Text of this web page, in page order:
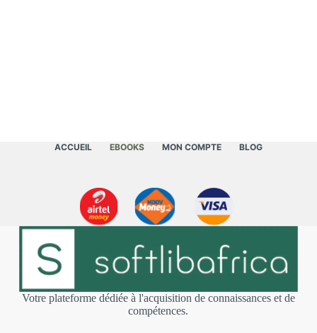
ACCUEIL EBOOKS MON COMPTE BLOG
Votre plateforme dédiée à l'acquisition de connaissances et de
compétences.